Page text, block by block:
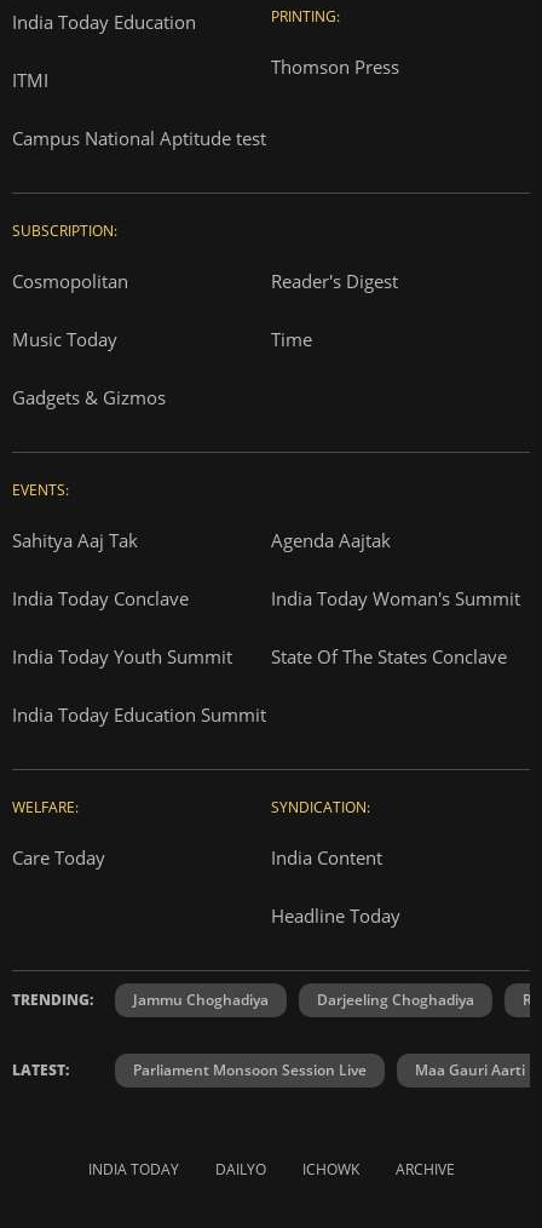
India Today Education
ITMI
Campus National Aptitude test
PRINTING:
Thomson Press
SUBSCRIPTION:
Cosmopolitan Reader's Digest
Music Today Time
Gadgets & Gizmos
EVENTS:
Sahitya Aaj Tak Agenda Aajtak
India Today Conclave India Today Woman's Summit
India Today Youth Summit State Of The States Conclave
India Today Education Summit
WELFARE:
Care Today
SYNDICATION:
India Content
Headline Today
TRENDING: Jammu Choghadiya Darjeeling Choghadiya
LATEST: Parliament Monsoon Session Live Maa Gauri Aarti
INDIA TODAY DAILYO ICHOWK ARCHIVE